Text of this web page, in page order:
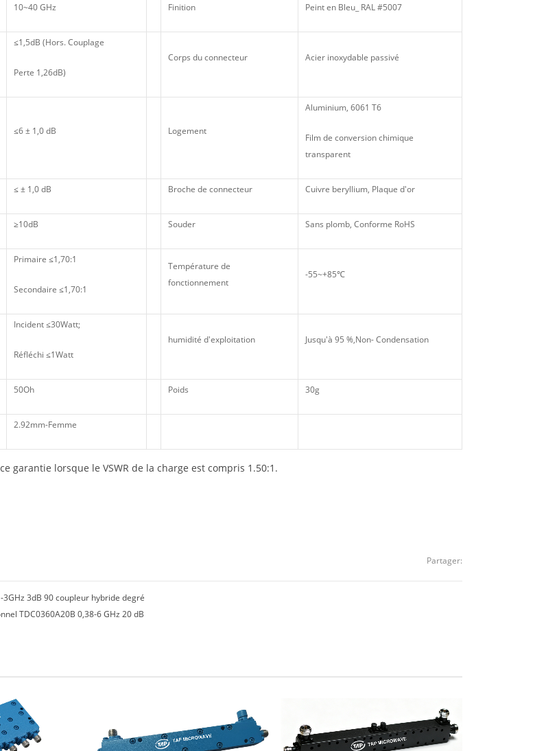
10~40 GHz Finition Peint en Bleu_ RAL #5007
≤1,5dB (Hors. Couplage
Perte 1,26dB)
Corps du connecteur Acier inoxydable passivé
≤6 ± 1,0 dB Logement
Aluminium, 6061 T6
Film de conversion chimique
transparent
≤ ± 1,0 dB Broche de connecteur Cuivre beryllium, Plaque d'or
≥10dB Souder Sans plomb, Conforme RoHS
Primaire ≤1,70:1
Secondaire ≤1,70:1
Température de
fonctionnement
-55~+85℃
Incident ≤30Watt;
Réfléchi ≤1Watt
humidité d'exploitation Jusqu'à 95 %,Non- Condensation
50Oh Poids 30g
2.92mm-Femme
garantie lorsque le VSWR de la charge est compris 1.50:1.
Partager:
3GHz 3dB 90 coupleur hybride degré
TDC0360A20B 0,38-6 GHz 20 dB